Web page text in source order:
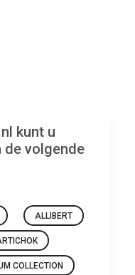
kunt u
de volgende
ALLIBERT
COLLECTION